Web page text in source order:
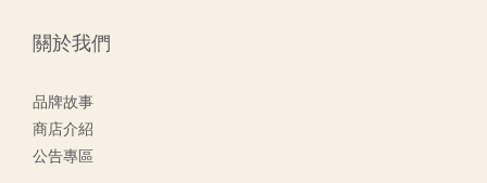
關於我們
品牌故事
商店介紹
公告專區